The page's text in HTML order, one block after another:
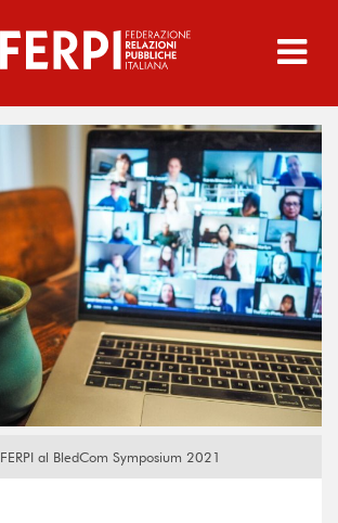
FERPI al BledCom Symposium 2021